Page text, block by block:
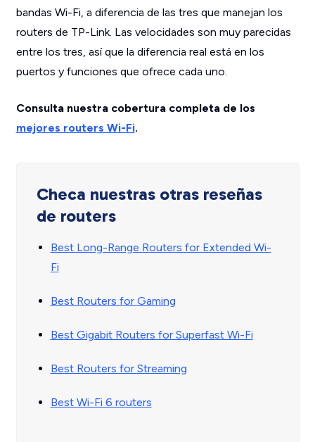
bandas Wi-Fi, a diferencia de las tres que manejan los
routers de TP-Link. Las velocidades son muy parecidas
entre los tres, así que la diferencia real está en los
puertos y funciones que ofrece cada uno.
Consulta nuestra cobertura completa de los
mejores routers Wi-Fi.
Checa nuestras otras reseñas
de routers
Best Long-Range Routers for Extended Wi-
Fi
Best Routers for Gaming
Best Gigabit Routers for Superfast Wi-Fi
Best Routers for Streaming
Best Wi-Fi 6 routers